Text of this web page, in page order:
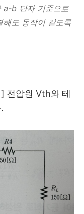
a-b 단자 기준으로
해도 동작이 같도록
전압원 Vth와 테